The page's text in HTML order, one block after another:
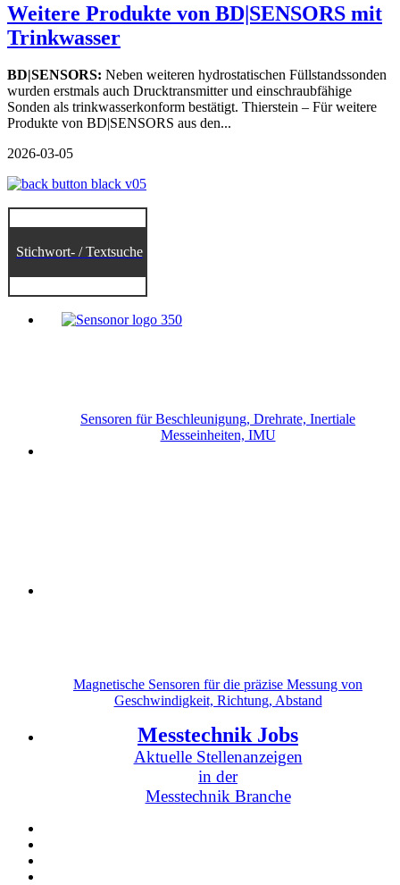
Weitere Produkte von BD|SENSORS mit
Trinkwasser
BD|SENSORS: Neben weiteren hydrostatischen Füllstandssonden
wurden erstmals auch Drucktransmitter und einschraubfähige
Sonden als trinkwasserkonform bestätigt. Thierstein – Für weitere
Produkte von BD|SENSORS aus den...
2026-03-05
Stichwort- / Textsuche
Sensoren für Beschleunigung, Drehrate, Inertiale
Messeinheiten, IMU
Magnetische Sensoren für die präzise Messung von
Geschwindigkeit, Richtung, Abstand
Messtechnik Jobs
Aktuelle Stellenanzeigen
in der
Messtechnik Branche